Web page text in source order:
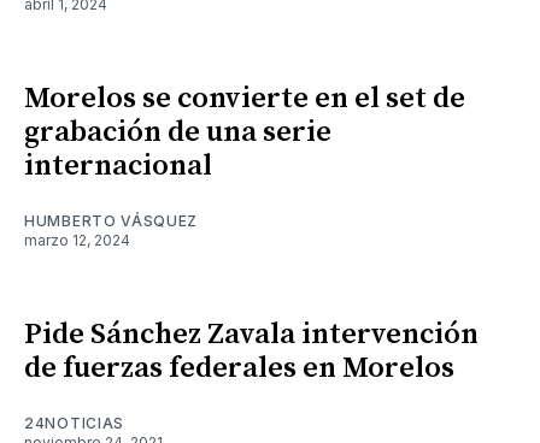
abril 1, 2024
Morelos se convierte en el set de
grabación de una serie
internacional
HUMBERTO VÁSQUEZ
marzo 12, 2024
Pide Sánchez Zavala intervención
de fuerzas federales en Morelos
24NOTICIAS